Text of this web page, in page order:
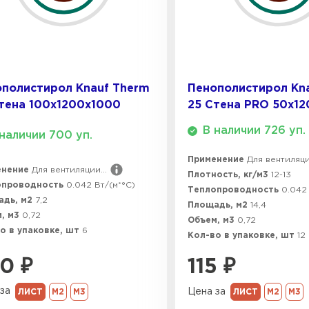
Knauf Therm
100х1200х1000
700 уп.
Для вентиляции...
0.042 Вт/(м*°C)
м2 7,2
м3 0,72
в упаковке, шт 6
₽
ЛИСТ М2 М3
Пенополистирол
25 Стена PRO
В наличии 726 уп.
Применение Для
Плотность, кг/м3 12-13
Теплопроводность 0.042
Площадь, м2 14,4
Объем, м3 0,72
Кол-во в упаковке, шт 12
115 ₽
Цена за ЛИСТ М2 М3